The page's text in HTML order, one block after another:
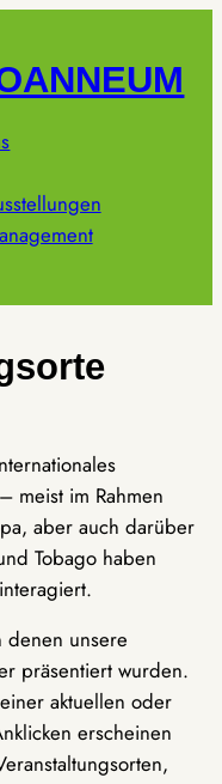
meist im Rahmen
aber auch darüber
Tobago haben
denen unsere
präsentiert wurden.
aktuellen oder
erscheinen